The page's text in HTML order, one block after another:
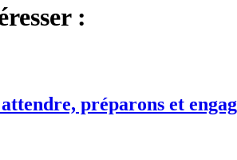
:
préparons et